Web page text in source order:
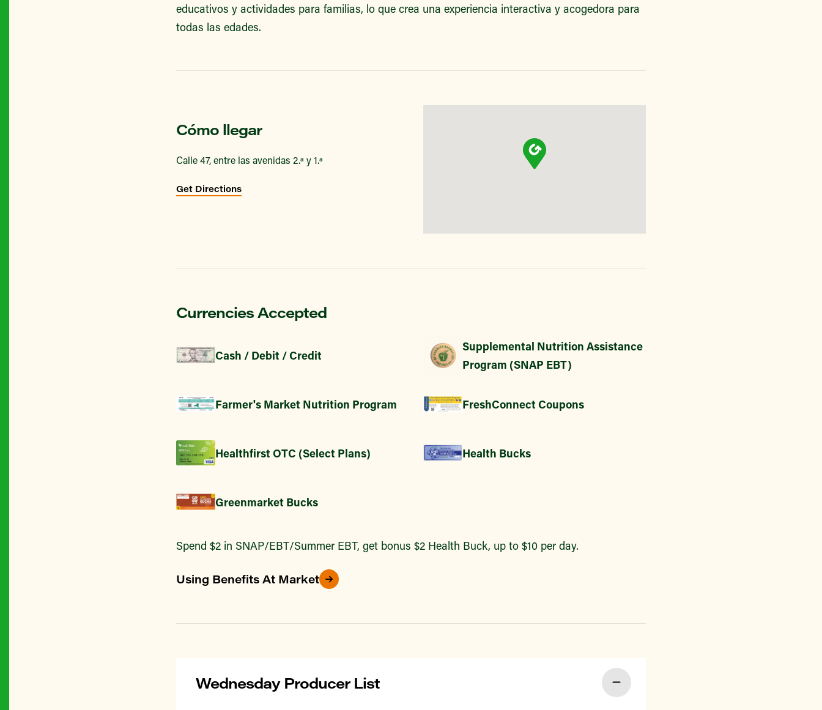
educativos y actividades para familias, lo que crea una experiencia interactiva y acogedora para
todas las edades.
Cómo llegar
Calle 47, entre las avenidas 2.ª y 1.ª
Get Directions
Currencies Accepted
Cash / Debit / Credit
Supplemental Nutrition Assistance
Program (SNAP EBT)
Farmer's Market Nutrition Program FreshConnect Coupons
Healthfirst OTC (Select Plans) Health Bucks
Greenmarket Bucks
Spend $2 in SNAP/EBT/Summer EBT, get bonus $2 Health Buck, up to $10 per day.
Using Benefits At Market
Wednesday Producer List